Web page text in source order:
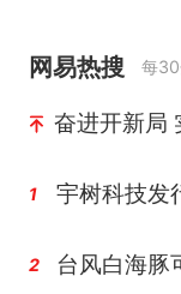
网易热搜 每
奋进开新局
1 宇树科技发
2 台风白海豚